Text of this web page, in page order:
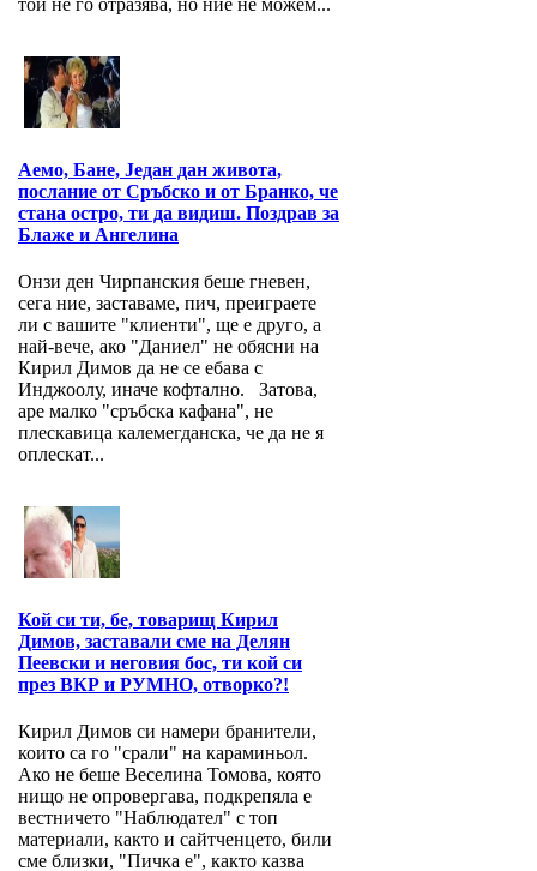
той не го отразява, но ние не можем...
Аемо, Бане, Један дан живота,
послание от Сръбско и от Бранко, че
стана остро, ти да видиш. Поздрав за
Блаже и Ангелина
Онзи ден Чирпанския беше гневен,
сега ние, заставаме, пич, преиграете
ли с вашите "клиенти", ще е друго, а
най-вече, ако "Даниел" не обясни на
Кирил Димов да не се ебава с
Инджоолу, иначе кофтално. Затова,
аре малко "сръбска кафана", не
плескавица калемегданска, че да не я
оплескат...
Кой си ти, бе, товарищ Кирил
Димов, заставали сме на Делян
Пеевски и неговия бос, ти кой си
през ВКР и РУМНО, отворко?!
Кирил Димов си намери бранители,
които са го "срали" на караминьол.
Ако не беше Веселина Томова, която
нищо не опровергава, подкрепяла е
вестничето "Наблюдател" с топ
материали, както и сайтченцето, били
сме близки, "Пичка е", както казва